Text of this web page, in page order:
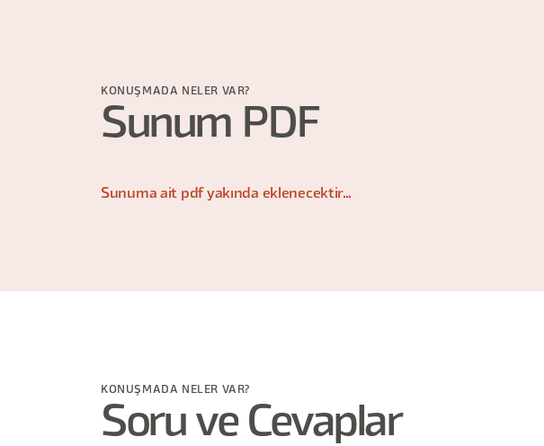
KONUŞMADA NELER VAR?
Sunum PDF
Sunuma ait pdf yakında eklenecektir...
KONUŞMADA NELER VAR?
Soru ve Cevaplar